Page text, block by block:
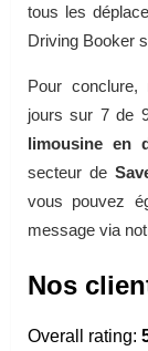
tous les
Driving Booker
Pour conclure,
jours sur 7 de
limousine en
secteur de
vous pouvez
message via
Nos
Overall rating: